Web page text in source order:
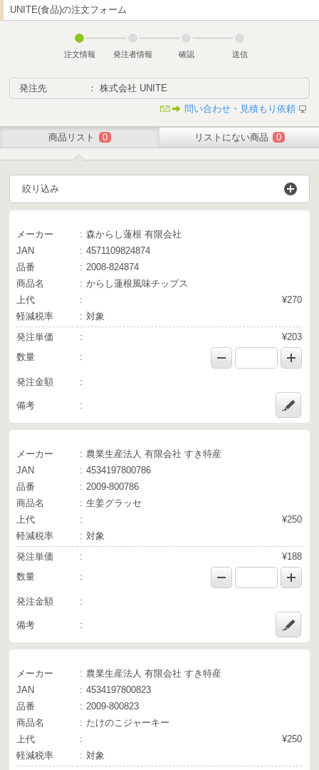
UNITE(食品)の注文フォーム
注文情報 発注者情報 確認 送信
発注先
： 株式会社 UNITE
問い合わせ・見積もり依頼
商品リスト 0 リストにない商品 0
絞り込み
メーカー
森からし蓮根 有限会社
JAN
4571109824874
品番
2008-824874
商品名
からし蓮根風味チップス
上代
¥270
軽減税率
対象
発注単価
¥203
数量
発注金額
備考
メーカー
農業生産法人 有限会社 すき特産
JAN
4534197800786
品番
2009-800786
商品名
生姜グラッセ
上代
¥250
軽減税率
対象
発注単価
¥188
数量
発注金額
備考
メーカー
農業生産法人 有限会社 すき特産
JAN
4534197800823
品番
2009-800823
商品名
たけのこジャーキー
上代
¥250
軽減税率
対象